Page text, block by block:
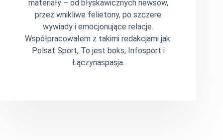
materiały – od błyskawicznych newsów,
przez wnikliwe felietony, po szczere
wywiady i emocjonujące relacje.
Współpracowałem z takimi redakcjami jak:
Polsat Sport, To jest boks, Infosport i
Łączynaspasja.